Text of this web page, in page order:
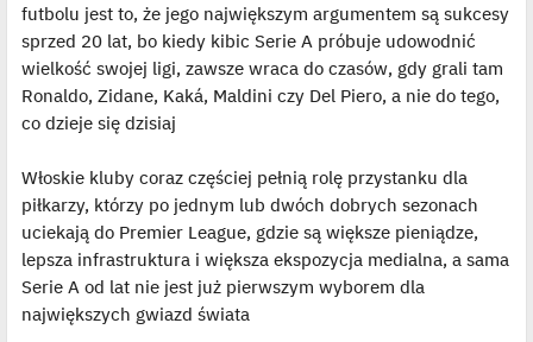
futbolu jest to, że jego największym argumentem są sukcesy
sprzed 20 lat, bo kiedy kibic Serie A próbuje udowodnić
wielkość swojej ligi, zawsze wraca do czasów, gdy grali tam
Ronaldo, Zidane, Kaká, Maldini czy Del Piero, a nie do tego,
co dzieje się dzisiaj
Włoskie kluby coraz częściej pełnią rolę przystanku dla
piłkarzy, którzy po jednym lub dwóch dobrych sezonach
uciekają do Premier League, gdzie są większe pieniądze,
lepsza infrastruktura i większa ekspozycja medialna, a sama
Serie A od lat nie jest już pierwszym wyborem dla
największych gwiazd świata